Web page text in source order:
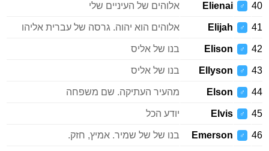
40
♂
Elienai אלוהים של העיניים שלי
41
♂
Elijah אלוהים הוא יהוה. גרסה של עברית אליהו
42
♂
Elison בנו של אליס
43
♂
Ellyson בנו של אליס
44
♂
Elson מהעיר העתיקה. שם משפחה
45
♂
Elvis יודע הכל
46
♂
Emerson בנו של של שמיר. אמיץ, חזק.